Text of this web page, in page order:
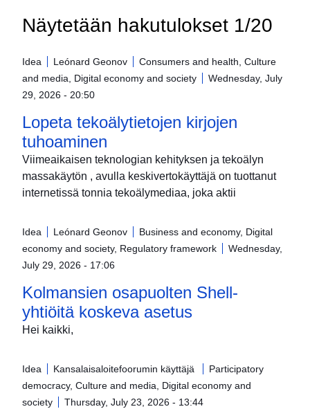
Näytetään hakutulokset 1/20
Idea Leónard Geonov
Consumers and health, Culture
and media, Digital economy and society
Wednesday, July
29, 2026 - 20:50
Lopeta tekoälytietojen kirjojen
tuhoaminen
Viimeaikaisen teknologian kehityksen ja tekoälyn
massakäytön , avulla keskivertokäyttäjä on tuottanut
internetissä tonnia tekoälymediaa, joka aktii
Idea Leónard Geonov
Business and economy, Digital
economy and society, Regulatory framework
Wednesday,
July 29, 2026 - 17:06
Kolmansien osapuolten Shell-
yhtiöitä koskeva asetus
Hei kaikki,
Idea Kansalaisaloitefoorumin käyttäjä
Participatory
democracy, Culture and media, Digital economy and
society
Thursday, July 23, 2026 - 13:44